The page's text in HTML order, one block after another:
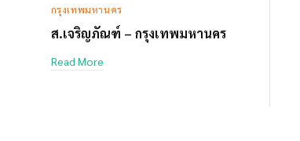
กรุงเทพมหานคร
ส.เจริญภัณฑ์ – กรุงเทพมหานคร
Read More